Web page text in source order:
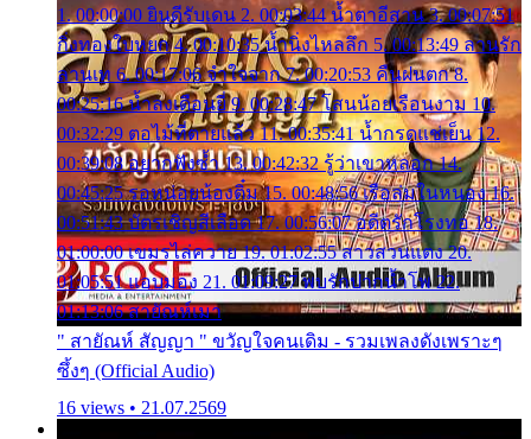
1. 00:00:00 ยินดีรับเดน 2. 00:03:44 น้ำตาอีสาน 3. 00:07:51
กิ่งทองใบหยก 4. 00:10:35 น้ำนิ่งไหลลึก 5. 00:13:49 ลานรัก
ลานเท 6. 00:17:06 จำใจจาก 7. 00:20:53 คืนฝนตก 8.
00:25:16 น้ำลงเดือนยี่ 9. 00:28:47 โสนน้อยเรือนงาม 10.
00:32:29 ตอไม้ที่ตายแล้ว 11. 00:35:41 น้ำกรดแช่เย็น 12.
00:39:08 อยากฟังซ้ำ 13. 00:42:32 รู้ว่าเขาหลอก 14.
00:45:25 รอหน่อยน้องติ๋ม 15. 00:48:56 เรือล่มในหนอง 16.
00:51:43 บัตรเชิญสีเลือด 17. 00:56:07 อดีตรักโรงทอ 18.
01:00:00 เขมรไล่ควาย 19. 01:02:55 สาวสวนแตง 20.
01:05:51 แอบมอง 21. 01:09:27 พบรักปากน้ำโพ 22.
01:13:06 สายัณห์เมา
" สายัณห์ สัญญา " ขวัญใจคนเดิม - รวมเพลงดังเพราะๆ
ซึ้งๆ (Official Audio)
16 views • 21.07.2569